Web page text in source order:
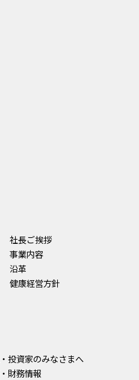
社長ご挨拶
事業内容
沿革
健康経営方針
投資家のみなさまへ
財務情報